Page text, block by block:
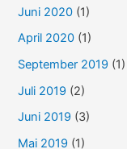
Juni 2020 (1)
April 2020 (1)
September 2019 (1)
Juli 2019 (2)
Juni 2019 (3)
Mai 2019 (1)